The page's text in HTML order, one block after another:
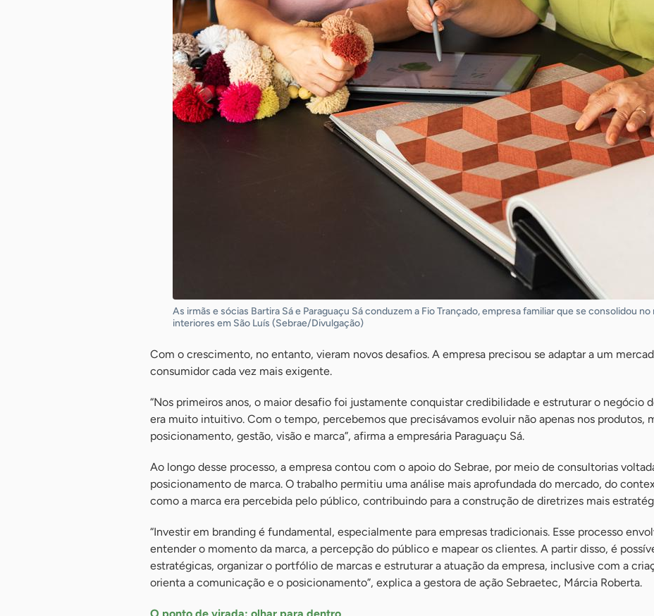
As irmãs e sócias Bartira Sá e Paraguaçu Sá conduzem a Fio Trançado, empresa familiar que se consolidou
interiores em São Luís (Sebrae/Divulgação)
Com o crescimento, no entanto, vieram novos desafios. A empresa precisou se adaptar a um
consumidor cada vez mais exigente.
“Nos primeiros anos, o maior desafio foi justamente conquistar credibilidade e estruturar o negócio
era muito intuitivo. Com o tempo, percebemos que precisávamos evoluir não apenas nos produtos,
posicionamento, gestão, visão e marca”, afirma a empresária Paraguaçu Sá.
Ao longo desse processo, a empresa contou com o apoio do Sebrae, por meio de consultorias
posicionamento de marca. O trabalho permitiu uma análise mais aprofundada do mercado, do
como a marca era percebida pelo público, contribuindo para a construção de diretrizes mais
“Investir em branding é fundamental, especialmente para empresas tradicionais. Esse processo
entender o momento da marca, a percepção do público e mapear os clientes. A partir disso, é
estratégicas, organizar o portfólio de marcas e estruturar a atuação da empresa, inclusive com a
orienta a comunicação e o posicionamento”, explica a gestora de ação Sebraetec, Márcia Roberta.